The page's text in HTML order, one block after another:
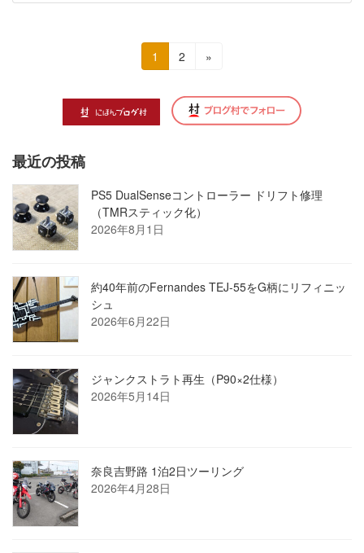
ー
ジ
送
り
固
定
ジ
1
固
ー
ジ
2 »
最近の投稿
PS5 DualSenseコントローラー ドリフト修理
（TMRスティック化）
2026年8月1日
約40年前のFernandes TEJ-55をG柄にリフィニッ
シュ
2026年6月22日
ジャンクストラト再生（P90×2仕様）
2026年5月14日
奈良吉野路 1泊2日ツーリング
2026年4月28日